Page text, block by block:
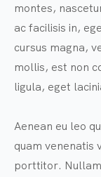
montes,
ac facilisis in,
cursus magna,
mollis, est non
ligula, eget
Aenean eu leo
quam venenatis
porttitor.